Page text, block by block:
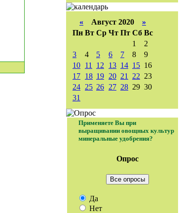
« Август 2020 »
Пн Вт Ср Чт Пт Сб Вс
1
2
3
4 5 6 7 8
9
10 11 12 13 14 15 16
17 18 19 20 21 22 23
24 25 26 27 28 29 30
31
Применяете Вы при
выращивании овощных культур
минеральные удобрения?
Опрос
Все опросы
Да
Нет